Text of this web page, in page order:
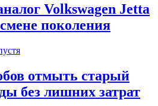
Volkswagen Jetta
поколения
отмыть старый
без лишних затрат